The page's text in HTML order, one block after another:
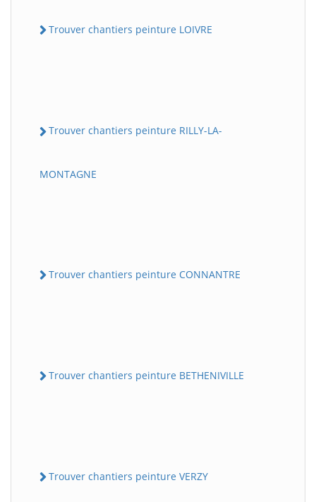
Trouver chantiers peinture LOIVRE
Trouver chantiers peinture RILLY-LA-
MONTAGNE
Trouver chantiers peinture CONNANTRE
Trouver chantiers peinture BETHENIVILLE
Trouver chantiers peinture VERZY